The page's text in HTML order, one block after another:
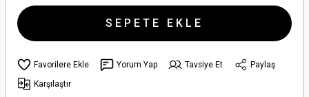
SEPETE EKLE
Yorum Yap Tavsiye Et
Paylaş
Karşılaştır